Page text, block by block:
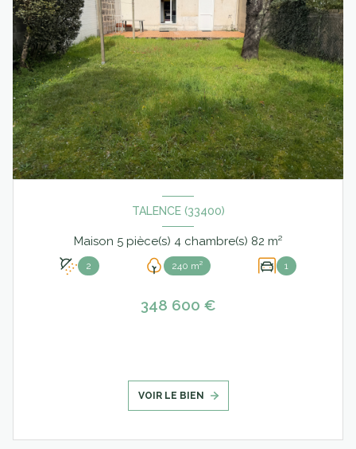
TALENCE (33400)
Maison 5 pièce(s) 4 chambre(s) 82 m²
2 240 m² 1
348 600 €
VOIR LE BIEN